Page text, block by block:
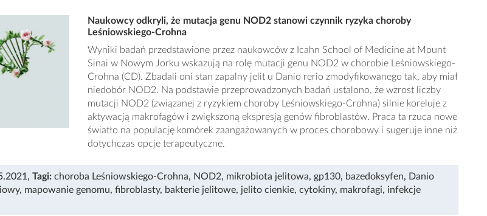
Naukowcy odkryli, że mutacja genu NOD2 stanowi czynnik ryzyka choroby
Leśniowskiego-Crohna
Wyniki badań przedstawione przez naukowców z Icahn School of Medicine at Mount
Sinai w Nowym Jorku wskazują na rolę mutacji genu NOD2 w chorobie Leśniowskiego-
Crohna (CD). Zbadali oni stan zapalny jelit u Danio rerio zmodyfikowanego tak, aby miał
niedobór NOD2. Na podstawie przeprowadzonych badań ustalono, że wzrost liczby
mutacji NOD2 (związanej z ryzykiem choroby Leśniowskiego-Crohna) silnie koreluje z
aktywacją makrofagów i zwiększoną ekspresją genów fibroblastów. Praca ta rzuca nowe
światło na populację komórek zaangażowanych w proces chorobowy i sugeruje inne niż
dotychczas opcje terapeutyczne.
, Tagi: choroba Leśniowskiego-Crohna, NOD2, mikrobiota jelitowa, gp130, bazedoksyfen, Danio
, mapowanie genomu, fibroblasty, bakterie jelitowe, jelito cienkie, cytokiny, makrofagi, infekcje